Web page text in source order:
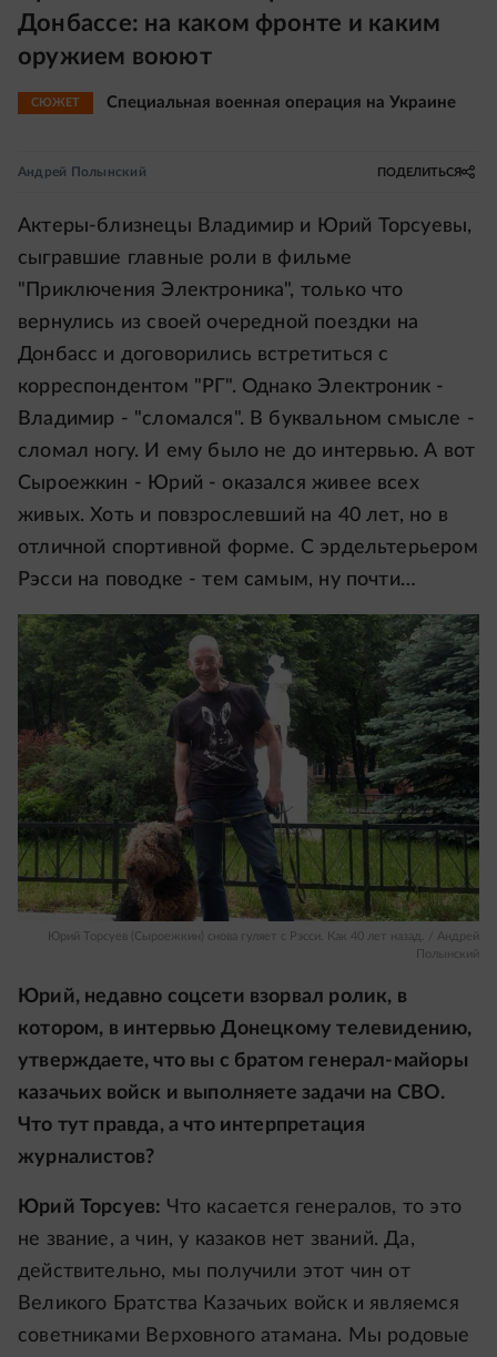
Донбассе: на каком фронте и каким
оружием воюют
СЮЖЕТ Специальная военная операция на Украине
Андрей Полынский ПОДЕЛИТЬСЯ
Актеры-близнецы Владимир и Юрий Торсуевы,
сыгравшие главные роли в фильме
"Приключения Электроника", только что
вернулись из своей очередной поездки на
Донбасс и договорились встретиться с
корреспондентом "РГ". Однако Электроник -
Владимир - "сломался". В буквальном смысле -
сломал ногу. И ему было не до интервью. А вот
Сыроежкин - Юрий - оказался живее всех
живых. Хоть и повзрослевший на 40 лет, но в
отличной спортивной форме. С эрдельтерьером
Рэсси на поводке - тем самым, ну почти…
Юрий Торсуев (Сыроежкин) снова гуляет с Рэсси. Как 40 лет назад. / Андрей
Полынский
Юрий, недавно соцсети взорвал ролик, в
котором, в интервью Донецкому телевидению,
утверждаете, что вы с братом генерал-майоры
казачьих войск и выполняете задачи на СВО.
Что тут правда, а что интерпретация
журналистов?
Юрий Торсуев: Что касается генералов, то это
не звание, а чин, у казаков нет званий. Да,
действительно, мы получили этот чин от
Великого Братства Казачьих войск и являемся
советниками Верховного атамана. Мы родовые